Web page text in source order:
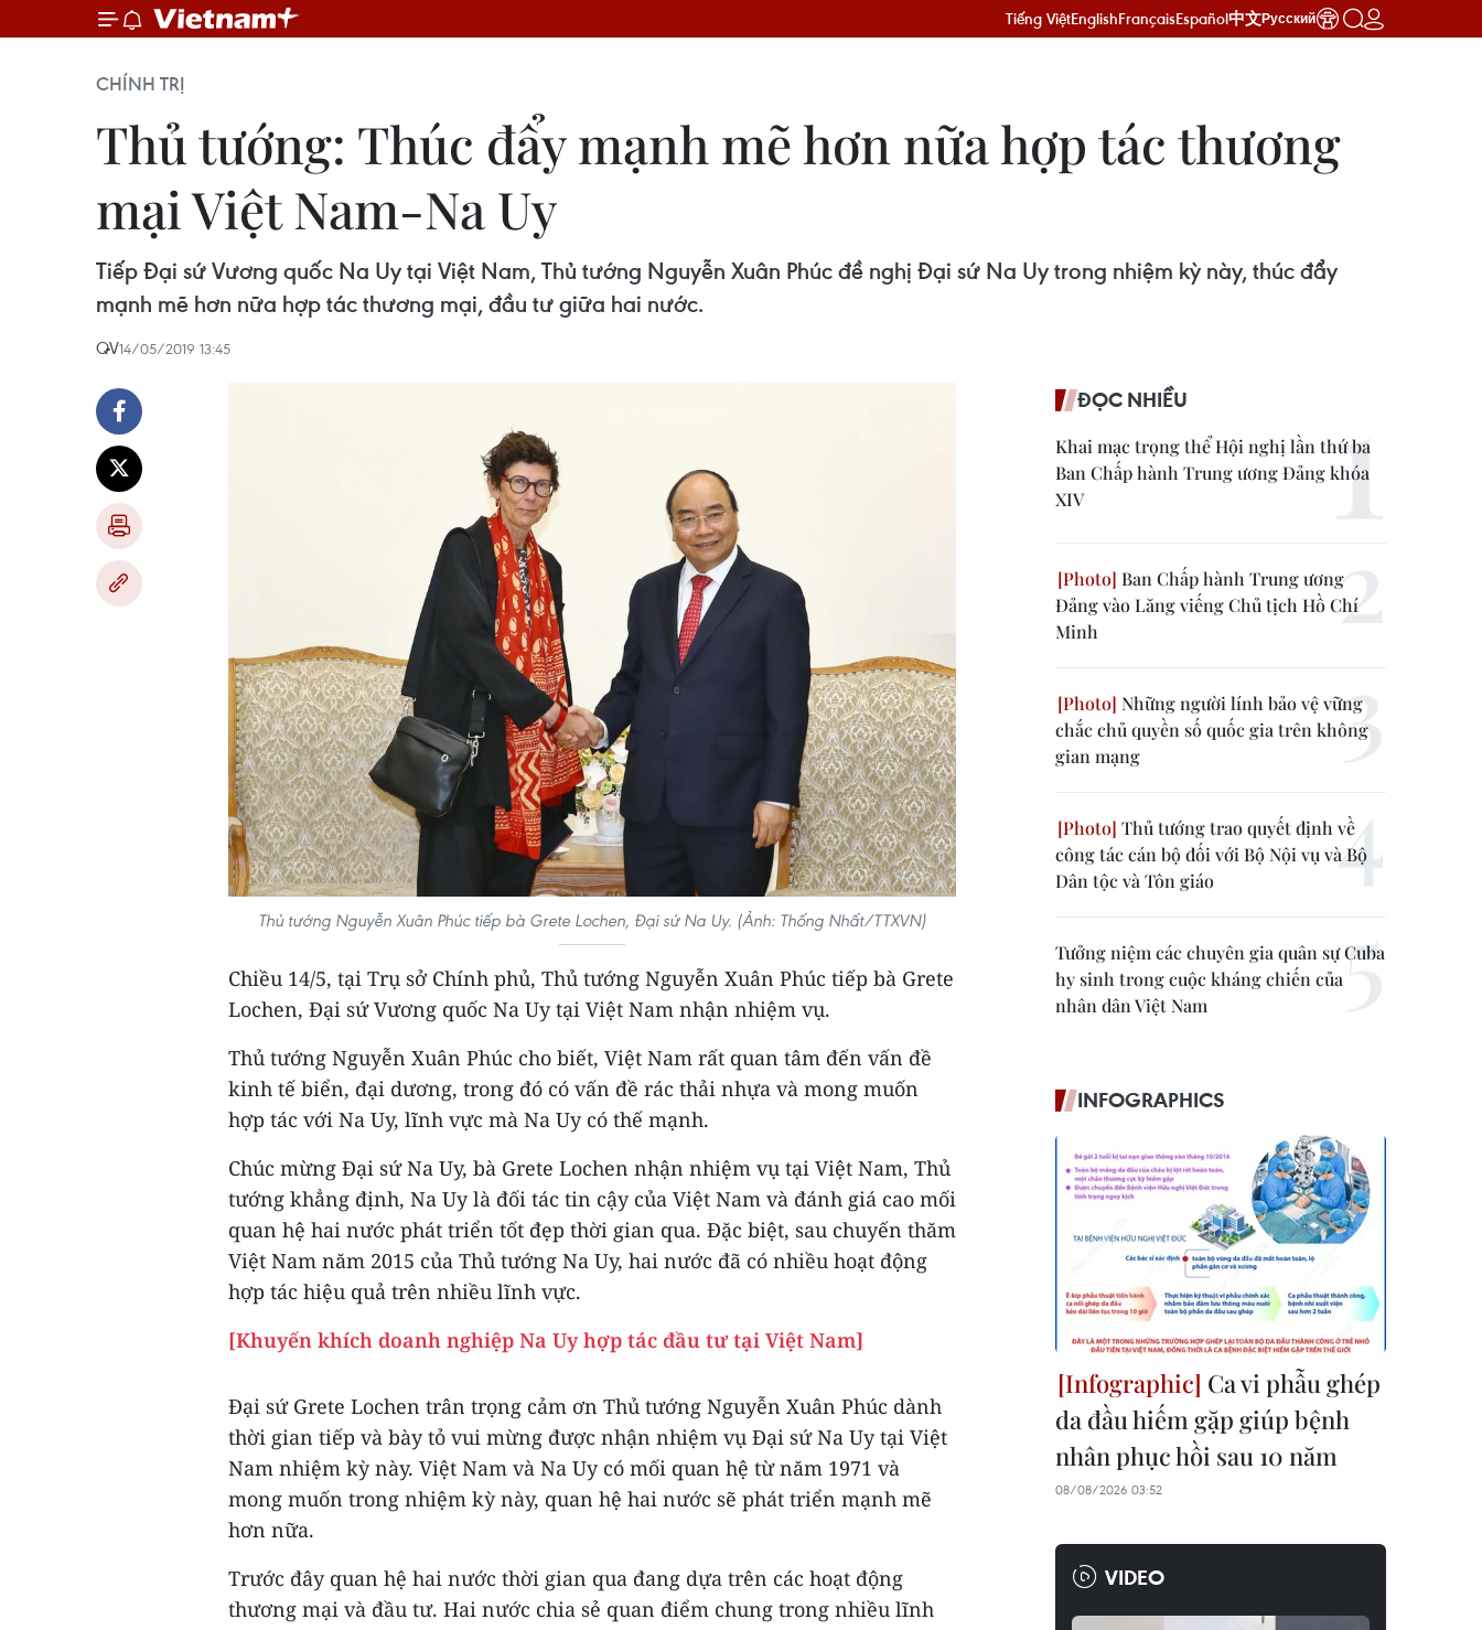
Tiếng ViệtEnglishFrançaisEspañol中文Русский
CHÍNH TRỊ
Thủ tướng: Thúc đẩy mạnh mẽ hơn nữa hợp tác thương
mại Việt Nam-Na Uy
Tiếp Đại sứ Vương quốc Na Uy tại Việt Nam, Thủ tướng Nguyễn Xuân Phúc đề nghị Đại sứ Na Uy trong nhiệm kỳ này, thúc đẩy
mạnh mẽ hơn nữa hợp tác thương mại, đầu tư giữa hai nước.
QV14/05/2019 13:45
Thủ tướng Nguyễn Xuân Phúc tiếp bà Grete Lochen, Đại sứ Na Uy. (Ảnh: Thống Nhất/TTXVN)
Chiều 14/5, tại Trụ sở Chính phủ, Thủ tướng Nguyễn Xuân Phúc tiếp bà Grete
Lochen, Đại sứ Vương quốc Na Uy tại Việt Nam nhận nhiệm vụ.
Thủ tướng Nguyễn Xuân Phúc cho biết, Việt Nam rất quan tâm đến vấn đề
kinh tế biển, đại dương, trong đó có vấn đề rác thải nhựa và mong muốn
hợp tác với Na Uy, lĩnh vực mà Na Uy có thế mạnh.
Chúc mừng Đại sứ Na Uy, bà Grete Lochen nhận nhiệm vụ tại Việt Nam, Thủ
tướng khẳng định, Na Uy là đối tác tin cậy của Việt Nam và đánh giá cao mối
quan hệ hai nước phát triển tốt đẹp thời gian qua. Đặc biệt, sau chuyến thăm
Việt Nam năm 2015 của Thủ tướng Na Uy, hai nước đã có nhiều hoạt động
hợp tác hiệu quả trên nhiều lĩnh vực.
[Khuyến khích doanh nghiệp Na Uy hợp tác đầu tư tại Việt Nam]
Đại sứ Grete Lochen trân trọng cảm ơn Thủ tướng Nguyễn Xuân Phúc dành
thời gian tiếp và bày tỏ vui mừng được nhận nhiệm vụ Đại sứ Na Uy tại Việt
Nam nhiệm kỳ này. Việt Nam và Na Uy có mối quan hệ từ năm 1971 và
mong muốn trong nhiệm kỳ này, quan hệ hai nước sẽ phát triển mạnh mẽ
hơn nữa.
Trước đây quan hệ hai nước thời gian qua đang dựa trên các hoạt động
thương mại và đầu tư. Hai nước chia sẻ quan điểm chung trong nhiều lĩnh
ĐỌC NHIỀU
Khai mạc trọng thể Hội nghị lần thứ ba
Ban Chấp hành Trung ương Đảng khóa
XIV
Ban Chấp hành Trung ương
Đảng vào Lăng viếng Chủ tịch Hồ Chí
Minh
Những người lính bảo vệ vững
chắc chủ quyền số quốc gia trên không
gian mạng
Thủ tướng trao quyết định về
công tác cán bộ đối với Bộ Nội vụ và Bộ
Dân tộc và Tôn giáo
Tưởng niệm các chuyên gia quân sự Cuba
hy sinh trong cuộc kháng chiến của
nhân dân Việt Nam
INFOGRAPHICS
Ca vi phẫu ghép
da đầu hiếm gặp giúp bệnh
nhân phục hồi sau 10 năm
08/08/2026 03:52
VIDEO